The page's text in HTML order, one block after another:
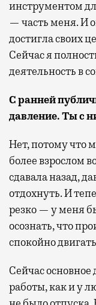
инструментом
— часть меня. И
достигла своих
Сейчас я
деятельность в
С ранней
давление. Ты с
Нет, потому что
более взрослом
сдавала назад,
отдохнуть. И
резко — у меня
осознать, что
спокойно
Сейчас основное
работы, как и у